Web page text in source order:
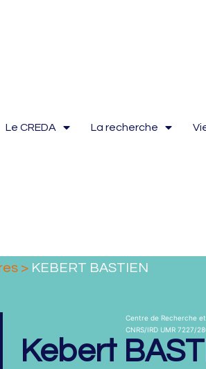
Le CREDA La recherche
> KEBERT BASTIEN
Centre de Recherche
CNRS/IRD UMR 7227/
Kebert